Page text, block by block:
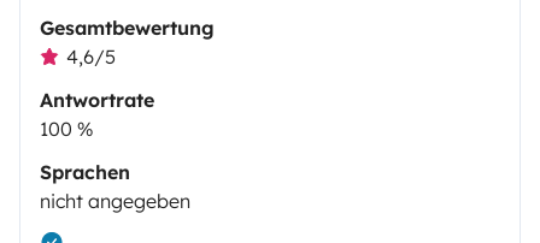
Gesamtbewertung
4,6/5
Antwortrate
100 %
Sprachen
nicht angegeben